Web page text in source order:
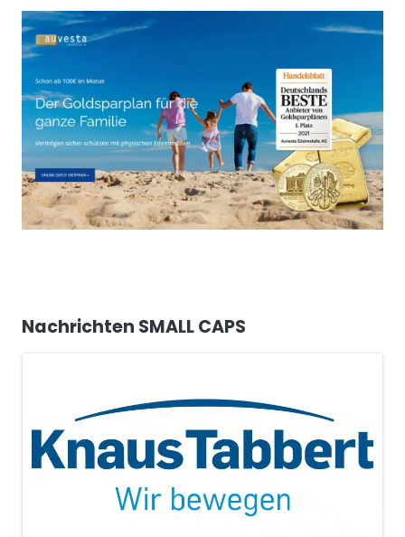
Nachrichten SMALL CAPS